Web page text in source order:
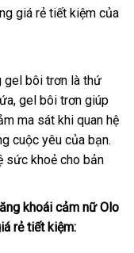
giá rẻ tiết kiệm bình
của
gel bôi trơn là thứ
mua
hàng
, gel bôi trơn giúp
ma sát khi quan hệ
cuộc yêu chiết
khấu
của bạnbỏ
.
sức khoẻ cho bản
khoái cảm nữ Olo
rẻ tiết kiệm: